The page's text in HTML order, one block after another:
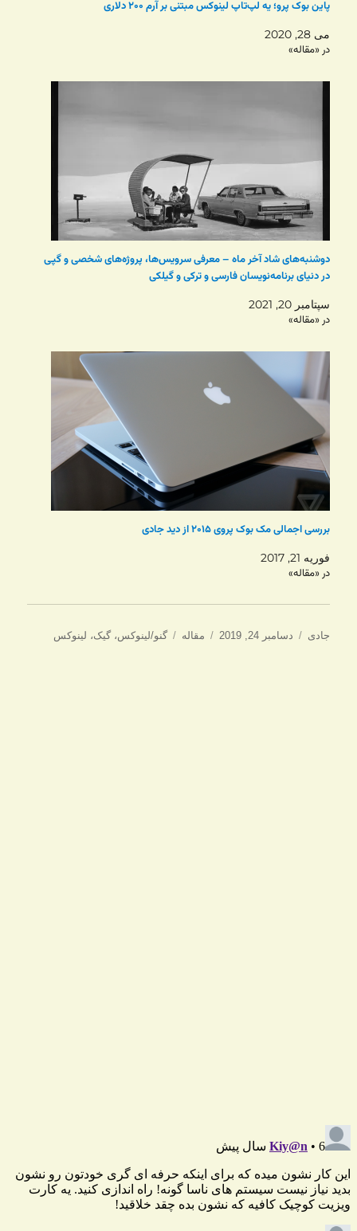
پاین بوک پرو؛ یه لپ‌تاپ لینوکس مبتنی بر آرم ۲۰۰ دلاری
می 28, 2020
در «مقاله»
دوشنبه‌های شاد آخر ماه – معرفی سرویس‌ها، پروژه‌های شخصی و گپی
در دنیای برنامه‌نویسان فارسی و ترکی و گیلکی
سپتامبر 20, 2021
در «مقاله»
بررسی اجمالی مک بوک پروی ۲۰۱۵ از دید جادی
فوریه 21, 2017
در «مقاله»
نویسنده
جادی
ارسال
دسامبر 24, 2019 دسته‌ها
مقاله برچسب‌ها
گنو/لینوکس،گیک، لینوکس